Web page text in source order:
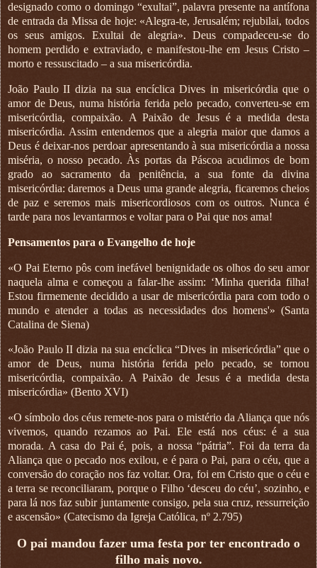
designado como o domingo “exultai”, palavra presente na antífona
de entrada da Missa de hoje: «Alegra-te, Jerusalém; rejubilai, todos
os seus amigos. Exultai de alegria». Deus compadeceu-se do
homem perdido e extraviado, e manifestou-lhe em Jesus Cristo –
morto e ressuscitado – a sua misericórdia.
João Paulo II dizia na sua encíclica Dives in misericórdia que o
amor de Deus, numa história ferida pelo pecado, converteu-se em
misericórdia, compaixão. A Paixão de Jesus é a medida desta
misericórdia. Assim entendemos que a alegria maior que damos a
Deus é deixar-nos perdoar apresentando à sua misericórdia a nossa
miséria, o nosso pecado. Às portas da Páscoa acudimos de bom
grado ao sacramento da penitência, a sua fonte da divina
misericórdia: daremos a Deus uma grande alegria, ficaremos cheios
de paz e seremos mais misericordiosos com os outros. Nunca é
tarde para nos levantarmos e voltar para o Pai que nos ama!
Pensamentos para o Evangelho de hoje
«O Pai Eterno pôs com inefável benignidade os olhos do seu amor
naquela alma e começou a falar-lhe assim: ‘Minha querida filha!
Estou firmemente decidido a usar de misericórdia para com todo o
mundo e atender a todas as necessidades dos homens'» (Santa
Catalina de Siena)
«João Paulo II dizia na sua encíclica “Dives in misericórdia” que o
amor de Deus, numa história ferida pelo pecado, se tornou
misericórdia, compaixão. A Paixão de Jesus é a medida desta
misericórdia» (Bento XVI)
«O símbolo dos céus remete-nos para o mistério da Aliança que nós
vivemos, quando rezamos ao Pai. Ele está nos céus: é a sua
morada. A casa do Pai é, pois, a nossa “pátria”. Foi da terra da
Aliança que o pecado nos exilou, e é para o Pai, para o céu, que a
conversão do coração nos faz voltar. Ora, foi em Cristo que o céu e
a terra se reconciliaram, porque o Filho ‘desceu do céu’, sozinho, e
para lá nos faz subir juntamente consigo, pela sua cruz, ressurreição
e ascensão» (Catecismo da Igreja Católica, nº 2.795)
O pai mandou fazer uma festa por ter encontrado o
filho mais novo.